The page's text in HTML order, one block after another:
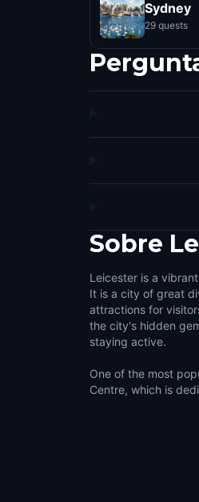
Sydney
29 quests
Sobre
Leicester is a
It is a city of great
attractions for
the city's hidden
staying active.
One of the most
Centre, which is